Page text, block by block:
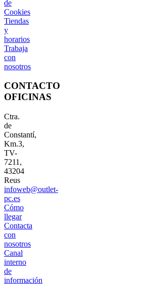
de
Cookies
Tiendas
y
horarios
Trabaja
con
nosotros
CONTACTO
OFICINAS
Ctra.
de
Constantí,
Km.3,
TV-
7211,
43204
Reus
infoweb@outlet-
pc.es
Cómo
llegar
Contacta
con
nosotros
Canal
interno
de
información